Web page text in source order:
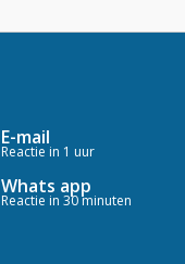
E-mail
Reactie in 1 uur
Whats app
Reactie in 30 minuten